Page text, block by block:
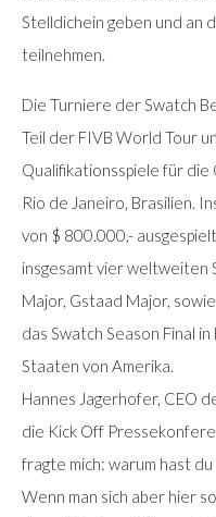
Stelldichein geben und an
teilnehmen.
Die Turniere der Swatch
Teil der FIVB World Tour
Qualifikationsspiele für die
Rio de Janeiro, Brasilien.
von $ 800.000,-
insgesamt vier weltweiten
Major, Gstaad Major,
das Swatch Season Final
Staaten von Amerika.
Hannes Jagerhofer, CEO
die Kick Off
fragte mich: warum hast
Wenn man sich aber hier